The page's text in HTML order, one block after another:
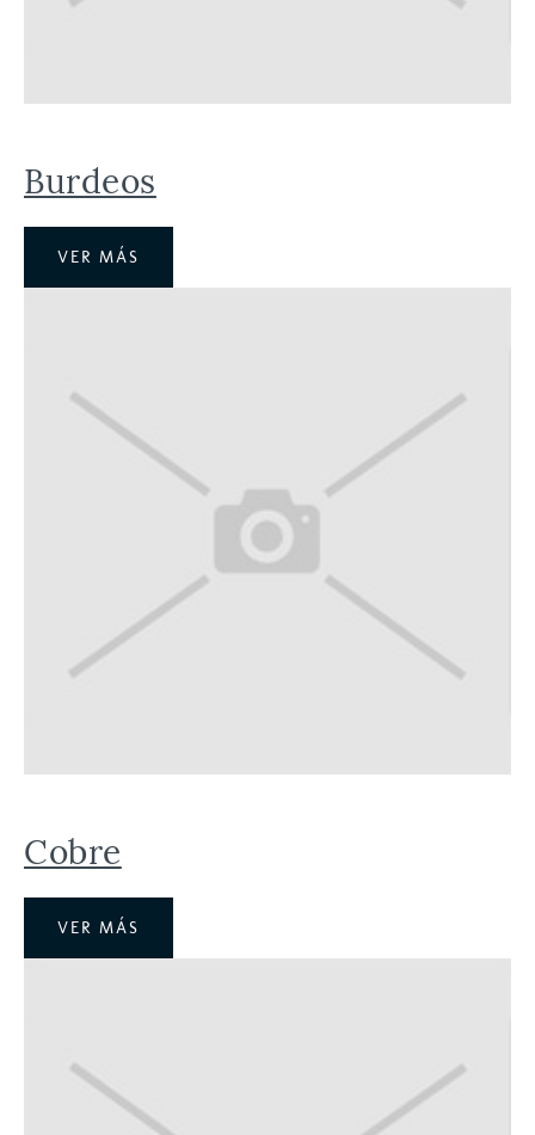
Burdeos
VER MÁS
Cobre
VER MÁS